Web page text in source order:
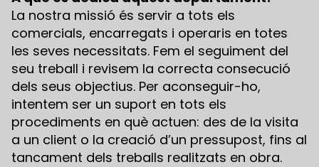
La nostra missió és servir a tots els
comercials, encarregats i operaris en totes
les seves necessitats. Fem el seguiment del
seu treball i revisem la correcta consecució
dels seus objectius. Per aconseguir-ho,
intentem ser un suport en tots els
procediments en què actuen: des de la visita
a un client o la creació d’un pressupost, fins al
tancament dels treballs realitzats en obra.